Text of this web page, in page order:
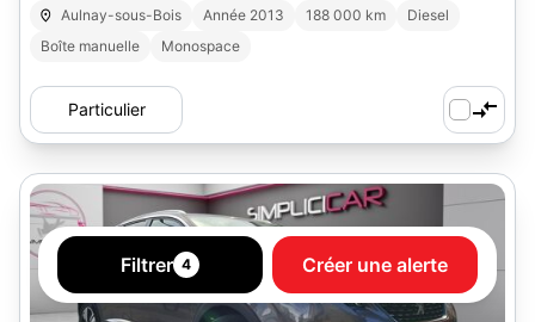
Aulnay-sous-Bois Année 2013 188 000 km
Diesel
Boîte manuelle
Monospace
Particulier
Filtrer 4 Créer une alerte